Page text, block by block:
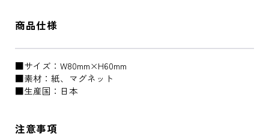
商品仕様
■サイズ：W80mm×H60mm
■素材：紙、マグネット
■生産国：日本
注意事項